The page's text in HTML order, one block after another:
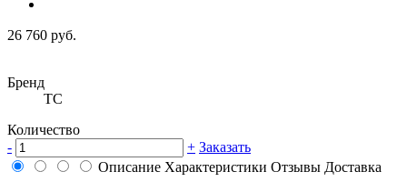
26 760 руб.
Бренд
ТС
Количество
-
+ Заказать
Описание Характеристики Отзывы Доставка